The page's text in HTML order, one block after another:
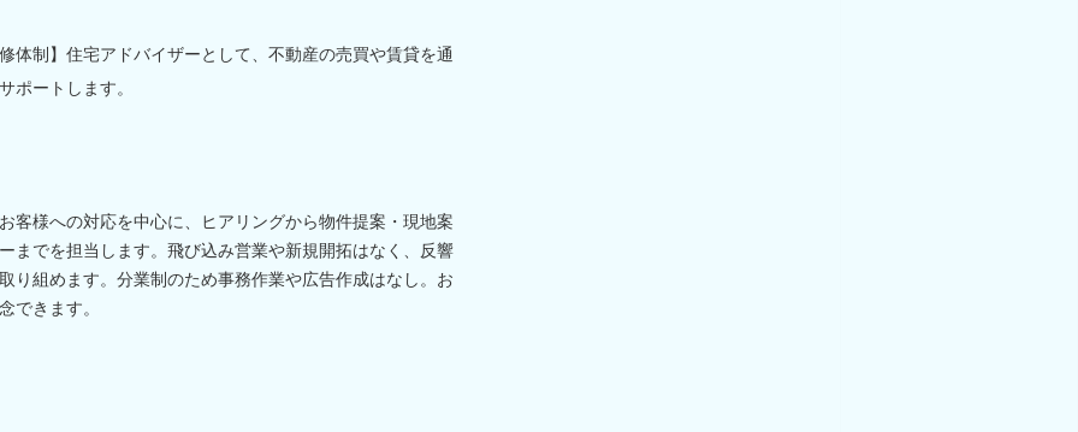
体制】住宅アドバイザーとして、不動産の売買や賃貸を通
ポートします。
客様への対応を中心に、ヒアリングから物件提案・現地案
までを担当します。飛び込み営業や新規開拓はなく、反響
り組めます。分業制のため事務作業や広告作成はなし。お
できます。